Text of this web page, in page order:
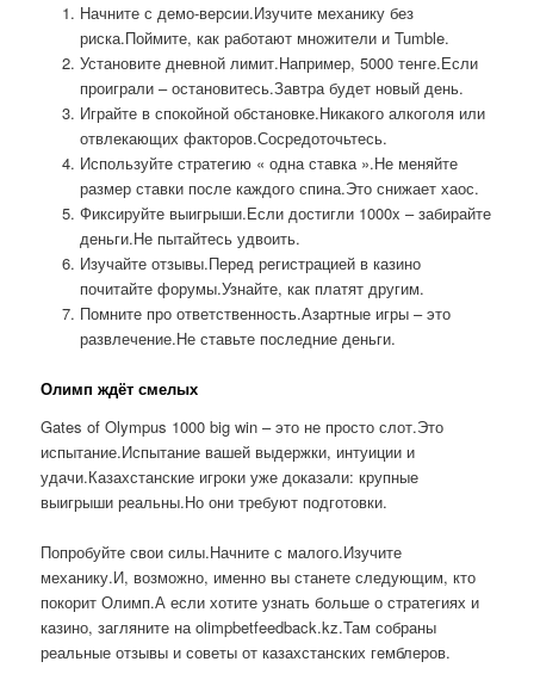
Начните с демо-версии.Изучите механику без
риска.Поймите, как работают множители и Tumble.
Установите дневной лимит.Например, 5000 тенге.Если
проиграли – остановитесь.Завтра будет новый день.
Играйте в спокойной обстановке.Никакого алкоголя или
отвлекающих факторов.Сосредоточьтесь.
Используйте стратегию « одна ставка ».Не меняйте
размер ставки после каждого спина.Это снижает хаос.
Фиксируйте выигрыши.Если достигли 1000x – забирайте
деньги.Не пытайтесь удвоить.
Изучайте отзывы.Перед регистрацией в казино
почитайте форумы.Узнайте, как платят другим.
Помните про ответственность.Азартные игры – это
развлечение.Не ставьте последние деньги.
Олимп ждёт смелых
Gates of Olympus 1000 big win – это не просто слот.Это
испытание.Испытание вашей выдержки, интуиции и
удачи.Казахстанские игроки уже доказали: крупные
выигрыши реальны.Но они требуют подготовки.
Попробуйте свои силы.Начните с малого.Изучите
механику.И, возможно, именно вы станете следующим, кто
покорит Олимп.А если хотите узнать больше о стратегиях и
казино, загляните на olimpbetfeedback.kz.Там собраны
реальные отзывы и советы от казахстанских гемблеров.